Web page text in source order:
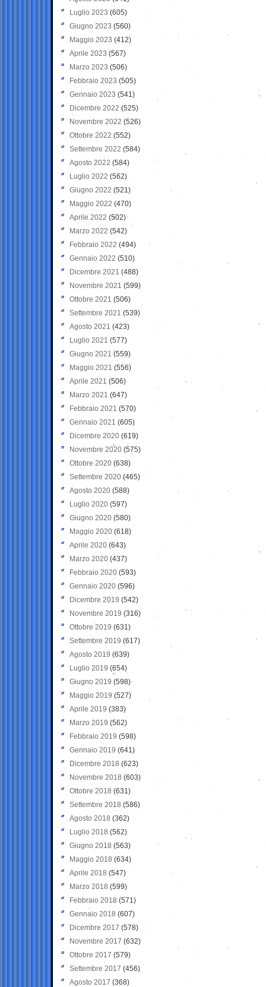
Luglio 2023 (605)
Giugno 2023 (560)
Maggio 2023 (412)
Aprile 2023 (567)
Marzo 2023 (506)
Febbraio 2023 (505)
Gennaio 2023 (541)
Dicembre 2022 (525)
Novembre 2022 (526)
Ottobre 2022 (552)
Settembre 2022 (584)
Agosto 2022 (584)
Luglio 2022 (562)
Giugno 2022 (521)
Maggio 2022 (470)
Aprile 2022 (502)
Marzo 2022 (542)
Febbraio 2022 (494)
Gennaio 2022 (510)
Dicembre 2021 (488)
Novembre 2021 (599)
Ottobre 2021 (506)
Settembre 2021 (539)
Agosto 2021 (423)
Luglio 2021 (577)
Giugno 2021(559)
Maggio 2021 (556)
Aprile 2021 (506)
Marzo 2021 (647)
Febbraio 2021 (570)
Gennaio 2021 (605)
Dicembre 2020 (619)
Novembre 2020 (575)
Ottobre 2020 (638)
Settembre 2020(465)
Agosto 2020 (588)
Luglio 2020 (597)
Giugno 2020 (580)
Maggio 2020 (618)
Aprile 2020 (643)
Marzo 2020 (437)
Febbraio 2020 (593)
Gennaio 2020 (596)
Dicembre 2019 (542)
Novembre 2019 (316)
Ottobre 2019 (631)
Settembre 2019 (617)
Agosto 2019 (639)
Luglio 2019 (654)
Giugno 2019 (598)
Maggio 2019 (527)
Aprile 2019 (383)
Marzo 2019 (562)
Febbraio 2019 (598)
Gennaio 2019 (641)
Dicembre 2018 (623)
Novembre 2018 (603)
Ottobre 2018 (631)
Settembre 2018 (586)
Agosto 2018 (362)
Luglio 2018 (562)
Giugno 2018 (563)
Maggio 2018 (634)
Aprile 2018 (547)
Marzo 2018 (599)
Febbraio 2018 (571)
Gennaio 2018 (607)
Dicembre 2017 (578)
Novembre 2017 (632)
Ottobre 2017 (579)
Settembre 2017 (456)
Agosto 2017 (368)